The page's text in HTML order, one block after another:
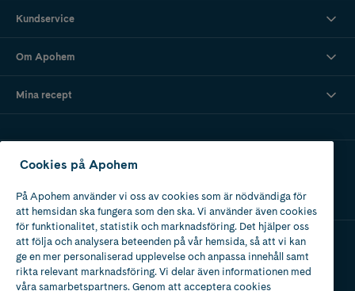
Kundservice
Om Apohem
Mina recept
Ladda ner vår app
Apotek med tillstånd
av Läkemedelsverket
Cookies på Apohem
På Apohem använder vi oss av cookies som är nödvändiga för
att hemsidan ska fungera som den ska. Vi använder även cookies
för funktionalitet, statistik och marknadsföring. Det hjälper oss
att följa och analysera beteenden på vår hemsida, så att vi kan
ge en mer personaliserad upplevelse och anpassa innehåll samt
rikta relevant marknadsföring. Vi delar även informationen med
våra samarbetspartners. Genom att acceptera cookies